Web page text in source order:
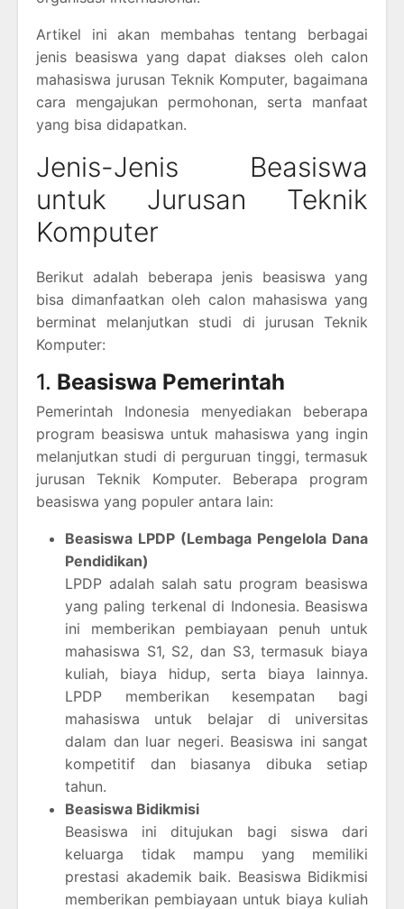
Artikel ini akan membahas tentang berbagai
jenis beasiswa yang dapat diakses oleh calon
mahasiswa jurusan Teknik Komputer, bagaimana
cara mengajukan permohonan, serta manfaat
yang bisa didapatkan.
Jenis-Jenis Beasiswa
untuk Jurusan Teknik
Komputer
Berikut adalah beberapa jenis beasiswa yang
bisa dimanfaatkan oleh calon mahasiswa yang
berminat melanjutkan studi di jurusan Teknik
Komputer:
1. Beasiswa Pemerintah
Pemerintah Indonesia menyediakan beberapa
program beasiswa untuk mahasiswa yang ingin
melanjutkan studi di perguruan tinggi, termasuk
jurusan Teknik Komputer. Beberapa program
beasiswa yang populer antara lain:
Beasiswa LPDP (Lembaga Pengelola Dana
Pendidikan)
LPDP adalah salah satu program beasiswa
yang paling terkenal di Indonesia. Beasiswa
ini memberikan pembiayaan penuh untuk
mahasiswa S1, S2, dan S3, termasuk biaya
kuliah, biaya hidup, serta biaya lainnya.
LPDP memberikan kesempatan bagi
mahasiswa untuk belajar di universitas
dalam dan luar negeri. Beasiswa ini sangat
kompetitif dan biasanya dibuka setiap
tahun.
Beasiswa Bidikmisi
Beasiswa ini ditujukan bagi siswa dari
keluarga tidak mampu yang memiliki
prestasi akademik baik. Beasiswa Bidikmisi
memberikan pembiayaan untuk biaya kuliah